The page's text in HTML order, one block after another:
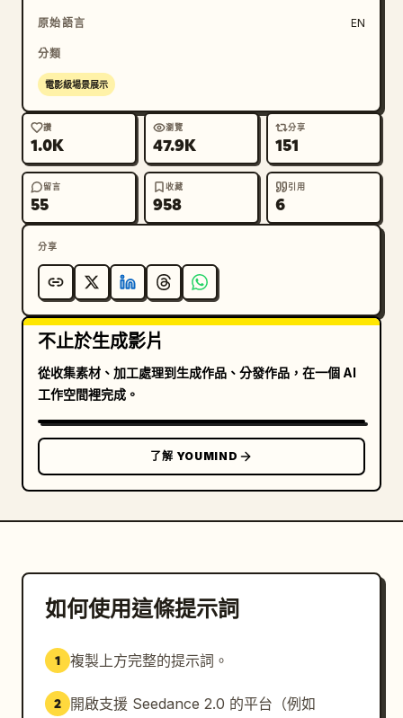
原始語言 EN
分類
電影級場景展示
讚
1.0K
瀏覽
47.9K
分享
151
留言
55
收藏
958
引用
6
分享
不止於生成影片
從收集素材、加工處理到生成作品、分發作品，在一個 AI
工作空間裡完成。
了解 YOUMIND
如何使用這條提示詞
1 複製上方完整的提示詞。
2
開啟支援 Seedance 2.0 的平台（例如